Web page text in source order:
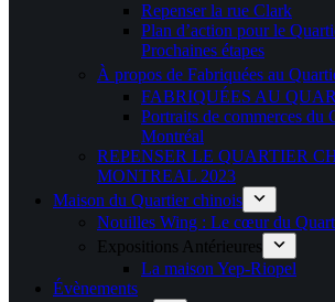
Repenser la rue Clark
Plan d’action pour le
Prochaines étapes
À propos de Fabriquées au
FABRIQUÉES AU
Portraits de commerces du
Montréal
REPENSER LE QUARTIER
MONTREAL 2023
Maison du Quartier chinois
Nouilles Wing : Le cœur du
Expositions Antérieures
La maison Yep-Riopel
Évènements